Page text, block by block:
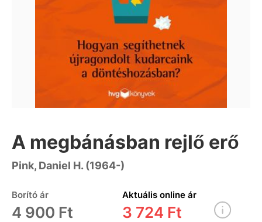
A megbánásban rejlő erő
Pink, Daniel H. (1964-)
Borító ár
4 900 Ft
Aktuális online ár
3 724 Ft